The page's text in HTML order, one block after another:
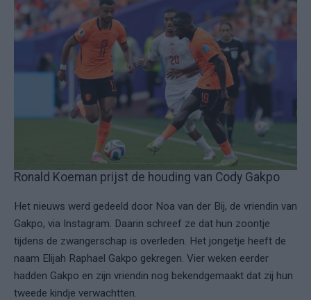
Ronald Koeman prijst de houding van Cody Gakpo
Het nieuws werd gedeeld door Noa van der Bij, de vriendin van
Gakpo, via Instagram. Daarin schreef ze dat hun zoontje
tijdens de zwangerschap is overleden. Het jongetje heeft de
naam Elijah Raphael Gakpo gekregen. Vier weken eerder
hadden Gakpo en zijn vriendin nog bekendgemaakt dat zij hun
tweede kindje verwachtten.